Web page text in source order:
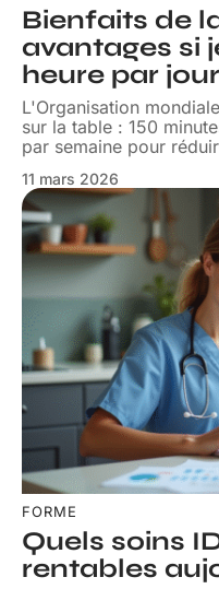
Bienfaits de
avantages si
heure par
L'Organisation
sur la table : 150
par semaine pour
11 mars 2026
FORME
Quels soins
rentables